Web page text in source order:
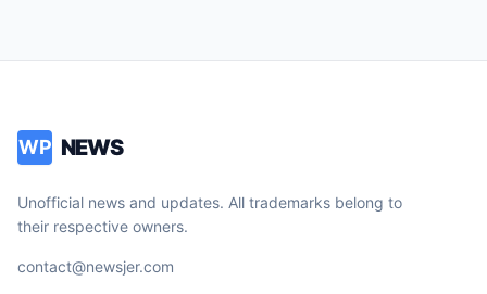
WP NEWS
Unofficial news and updates. All trademarks belong to
their respective owners.
contact@newsjer.com